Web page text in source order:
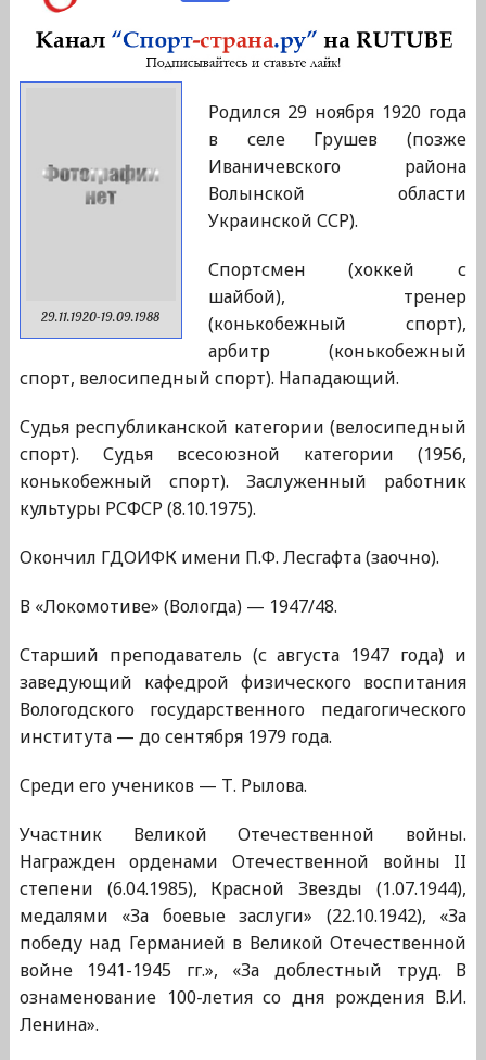
29.11.1920-19.09.1988
Родился 29 ноября 1920 года
в селе Грушев (позже
Иваничевского района
Волынской области
Украинской ССР).
Спортсмен (хоккей с
шайбой), тренер
(конькобежный спорт),
арбитр (конькобежный
спорт, велосипедный спорт). Нападающий.
Судья республиканской категории (велосипедный
спорт). Судья всесоюзной категории (1956,
конькобежный спорт). Заслуженный работник
культуры РСФСР (8.10.1975).
Окончил ГДОИФК имени П.Ф. Лесгафта (заочно).
В «Локомотиве» (Вологда) — 1947/48.
Старший преподаватель (с августа 1947 года) и
заведующий кафедрой физического воспитания
Вологодского государственного педагогического
института — до сентября 1979 года.
Среди его учеников — Т. Рылова.
Участник Великой Отечественной войны.
Награжден орденами Отечественной войны II
степени (6.04.1985), Красной Звезды (1.07.1944),
медалями «За боевые заслуги» (22.10.1942), «За
победу над Германией в Великой Отечественной
войне 1941-1945 гг.», «За доблестный труд. В
ознаменование 100-летия со дня рождения В.И.
Ленина».